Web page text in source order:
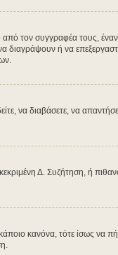
συγγραφέα τους, έναν
διαγράψουν ή να
να διαβάσετε, να
Δ. Συζήτηση, ή
κανόνα, τότε ίσως